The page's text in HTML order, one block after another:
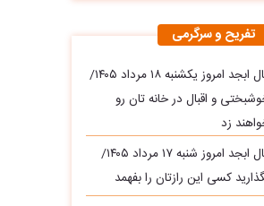
تفریح و سرگرمی
فال ابجد امروز یکشنبه ۱۸ مرداد ۱۴۰۵/
و اقبال در خانه تان رو
زد
فال ابجد امروز شنبه ۱۷ مرداد ۱۴۰۵/
کسی این رازتان را بفهمد